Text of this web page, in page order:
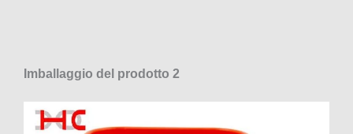
Imballaggio del prodotto 2